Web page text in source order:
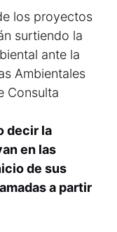
los proyectos
surtiendo la
ante la
Ambientales
Consulta
decir la
en las
de sus
a partir